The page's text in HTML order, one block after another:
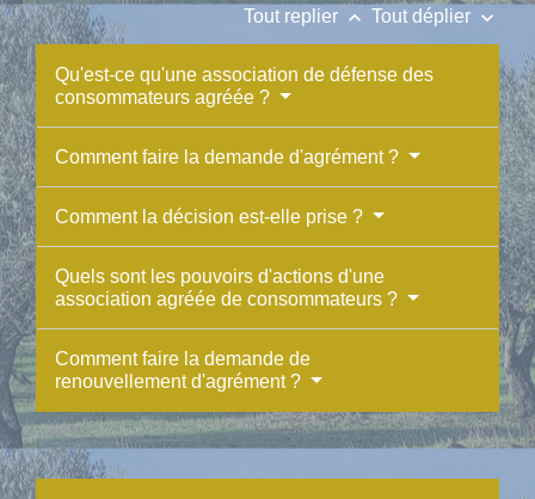
Tout replier keyboard_arrow_up Tout déplier keyboard_arrow_down
Qu'est-ce qu'une association de défense des
consommateurs agréée ?
Comment faire la demande d'agrément ?
Comment la décision est-elle prise ?
Quels sont les pouvoirs d'actions d'une
association agréée de consommateurs ?
Comment faire la demande de
renouvellement d'agrément ?